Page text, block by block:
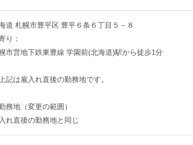
道 札幌市豊平区 豊平６条６丁目５－８
り：
市営地下鉄東豊線 学園前(北海道)駅から徒歩1分
記は雇入れ直後の勤務地です。
務地（変更の範囲）
れ直後の勤務地と同じ